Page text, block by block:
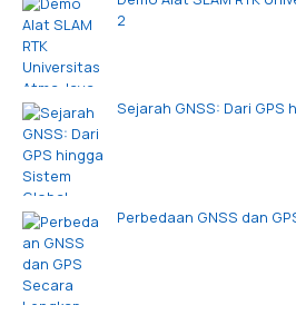
2
Sejarah GNSS: Dari GPS
Perbedaan GNSS dan